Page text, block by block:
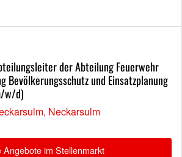
der Abteilung Feuerwehr
Bevölkerungsschutz und Einsatzplanung
w/d)
Neckarsulm
Angebote im Stellenmarkt